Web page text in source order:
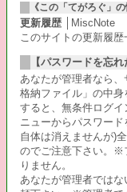
《この「てがろぐ」の
更新履歴 │MiscNote
このサイトの更新履歴
【パスワードを忘れ
あなたが管理者なら
格納ファイル」の中身
すると、無条件ログ
ニューからパスワー
自体は消えませんが)
のでご注意下さい。※
りません。
あなたが管理者では